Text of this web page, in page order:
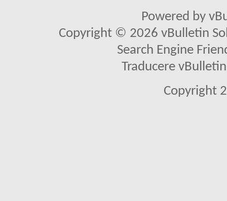
Powered by
Copyright © 2026 vBulletin
Search Engine
Traducere
Copyright